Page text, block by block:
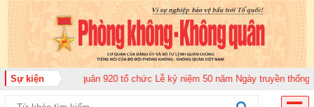
Sự kiện
đoàn Không quân 920 tổ chức Lễ kỷ niệm 50 năm Ngày truyền thống (12-